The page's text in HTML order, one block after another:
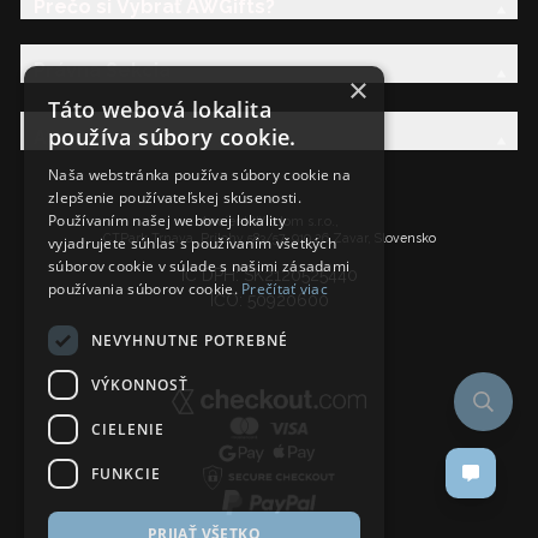
Právna Sekcia
AW Rodina
Ancient Wisdom s.r.o.,
CTPark Trnava, Prílohy 583/57, 919 26 Zavar, Slovensko
IČ DPH: SK2120525440
IČO: 50920600
×
Táto webová lokalita
používa súbory cookie.
Naša webstránka používa súbory cookie na
zlepšenie používateľskej skúsenosti.
Používaním našej webovej lokality
vyjadrujete súhlas s používaním všetkých
súborov cookie v súlade s našimi zásadami
používania súborov cookie. Prečítať viac
NEVYHNUTNE POTREBNÉ
VÝKONNOSŤ
CIELENIE
FUNKCIE
PRIJAŤ VŠETKO